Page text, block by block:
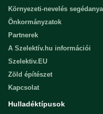
Környezeti-nevelés
Önkormányzatok
Partnerek
A Szelektív.hu információi
Szelektiv.EU
Zöld építészet
Kapcsolat
Hulladéktípusok